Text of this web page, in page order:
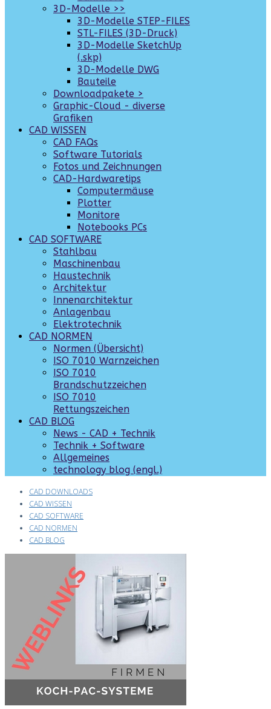
3D-Modelle >>
3D-Modelle STEP-FILES
STL-FILES (3D-Druck)
3D-Modelle SketchUp
(.skp)
3D-Modelle DWG
Bauteile
Downloadpakete >
Graphic-Cloud - diverse
Grafiken
CAD WISSEN
CAD FAQs
Software Tutorials
Fotos und Zeichnungen
CAD-Hardwaretips
Computermäuse
Plotter
Monitore
Notebooks PCs
CAD SOFTWARE
Stahlbau
Maschinenbau
Haustechnik
Architektur
Innenarchitektur
Anlagenbau
Elektrotechnik
CAD NORMEN
Normen (Übersicht)
ISO 7010 Warnzeichen
ISO 7010
Brandschutzzeichen
ISO 7010
Rettungszeichen
CAD BLOG
News - CAD + Technik
Technik + Software
Allgemeines
technology blog (engl.)
CAD DOWNLOADS
CAD WISSEN
CAD SOFTWARE
CAD NORMEN
CAD BLOG